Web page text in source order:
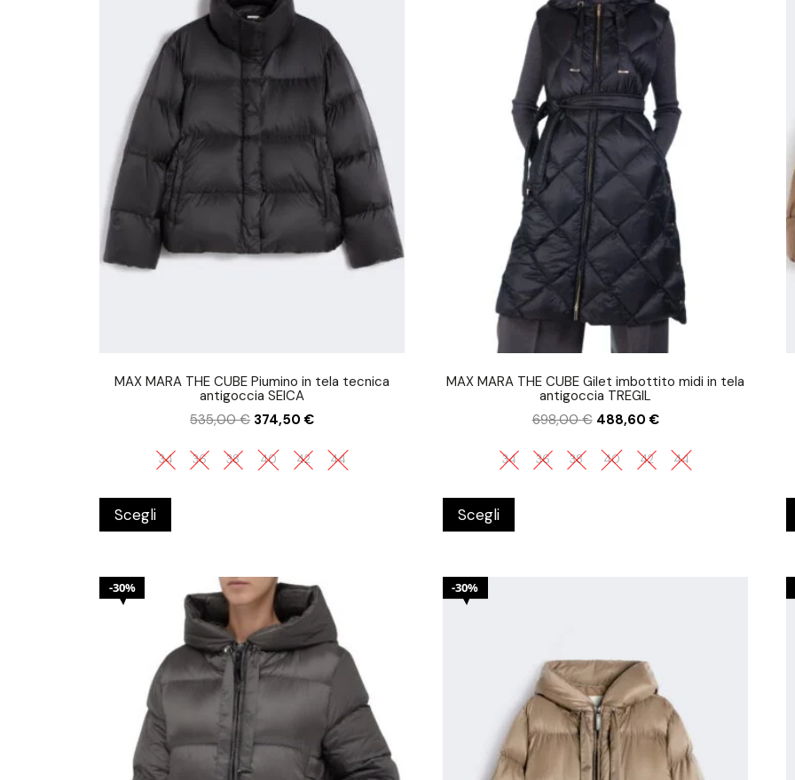
MAX MARA THE CUBE Piumino in tela tecnica
antigoccia SEICA
535,00€ 374,50€
34 36 38 40 42 44
Scegli
MAX MARA THE CUBE Gilet imbottito midi in tela
antigoccia TREGIL
698,00€ 488,60€
34 36 38 40 42 44
Scegli
30% 30%